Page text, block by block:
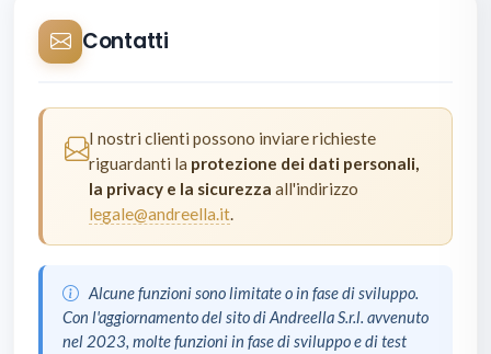
Contatti
I nostri clienti possono inviare richieste
riguardanti la protezione dei dati personali,
la privacy e la sicurezza all'indirizzo
legale@andreella.it.
Alcune funzioni sono limitate o in fase di sviluppo.
Con l'aggiornamento del sito di Andreella S.r.l. avvenuto
nel 2023, molte funzioni in fase di sviluppo e di test